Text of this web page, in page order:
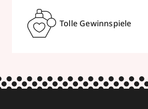
Tolle Gewinnspiele